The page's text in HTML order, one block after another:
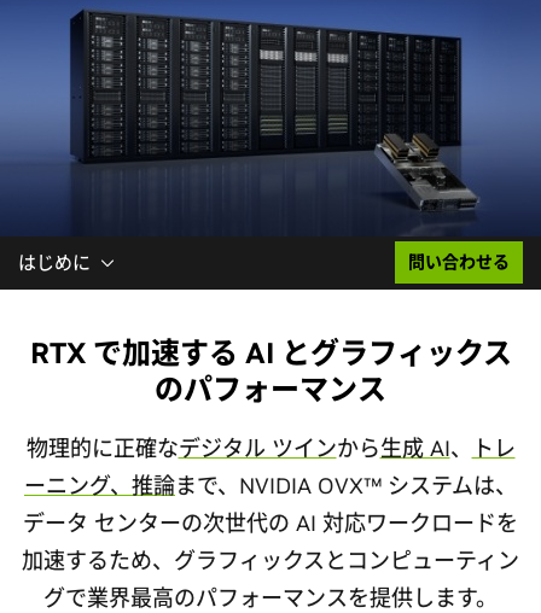
はじめに 問い合わせる
RTX で加速する AI とグラフィックス
のパフォーマンス
物理的に正確なデジタル ツインから生成 AI、
トレ
ーニング、推論まで、NVIDIA OVX™ システムは、
データ センターの次世代の AI 対応ワークロードを
加速するため、グラフィックスとコンピューティン
グで業界最高のパフォーマンスを提供します。